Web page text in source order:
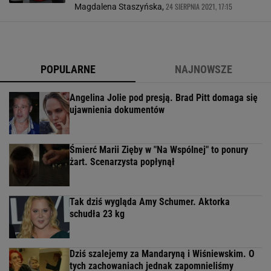
Magdalena Staszyńska, 24 SIERPNIA 2021, 17:15
POPULARNE NAJNOWSZE
Angelina Jolie pod presją. Brad Pitt domaga się
ujawnienia dokumentów
Śmierć Marii Zięby w "Na Wspólnej" to ponury
żart. Scenarzysta popłynął
Tak dziś wygląda Amy Schumer. Aktorka
schudła 23 kg
Dziś szalejemy za Mandaryną i Wiśniewskim. O
tych zachowaniach jednak zapomnieliśmy